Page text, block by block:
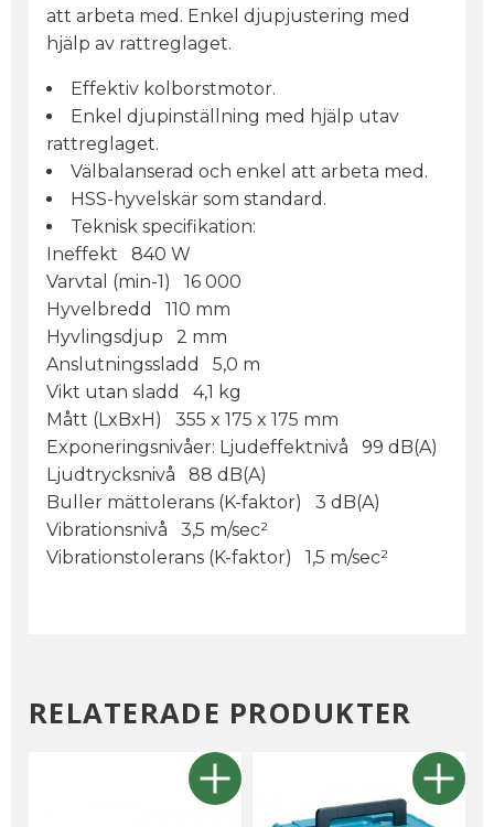
att arbeta med. Enkel djupjustering med
hjälp av rattreglaget.
Effektiv kolborstmotor.
Enkel djupinställning med hjälp utav
rattreglaget.
Välbalanserad och enkel att arbeta med.
HSS-hyvelskär som standard.
Teknisk specifikation:
Ineffekt 840 W
Varvtal (min-1) 16 000
Hyvelbredd 110 mm
Hyvlingsdjup 2 mm
Anslutningssladd 5,0 m
Vikt utan sladd 4,1 kg
Mått (LxBxH) 355 x 175 x 175 mm
Exponeringsnivåer: Ljudeffektnivå 99 dB(A)
Ljudtrycksnivå 88 dB(A)
Buller mättolerans (K-faktor) 3 dB(A)
Vibrationsnivå 3,5 m/sec²
Vibrationstolerans (K-faktor) 1,5 m/sec²
RELATERADE PRODUKTER